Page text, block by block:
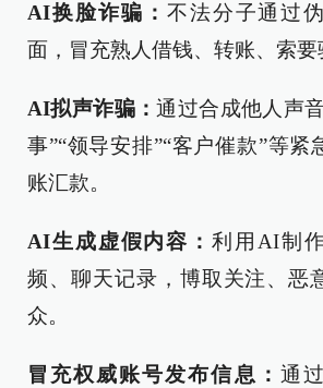
AI换脸诈骗： 不法分子通过
面，冒充熟人借钱、转账、索要
AI拟声诈骗：通过合成他人声
事”“领导安排”“客户催款”等紧
账汇款。
AI生成虚假内容：利用AI制
频、聊天记录，博取关注、恶
众。
冒充权威账号发布信息： 通